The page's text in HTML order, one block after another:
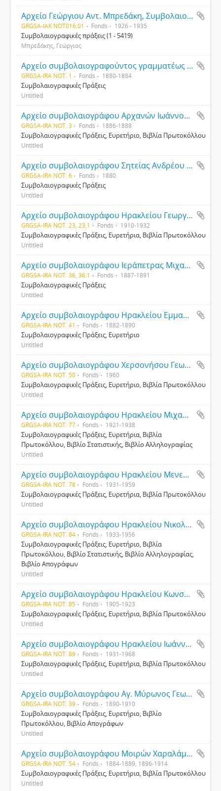
Αρχείο Γεώργιου Αντ. Μπρεδάκη, Συμβολαιογράφου
GRGSA-IAK NOT016.01 Fonds 1926 - 1935
Συμβολαιογραφικές πράξεις (1 - 5419)
Μπρεδάκης, Γεώργιος
Αρχείο συμβολαιογραφούντος γραμματέως Ειρηνοδικείου Τεμένους Εμμανουήλ Πολυχρονίδου
GRGSA-IRA NOT. 1 Fonds 1880-1884
Συμβολαιογραφικές Πράξεις
Untitled
Αρχείο συμβολαιογράφου Αρχανών Ιωάννου Γ. Καλεμικιάρη
GRGSA-IRA NOT. 3 Fonds 1886-1888
Συμβολαιογραφικές Πράξεις, Ευρετήριο, Βιβλία Πρωτοκόλλου
Untitled
Αρχείο συμβολαιογράφου Σητείας Ανδρέου Αντύπα
GRGSA-IRA NOT. 6 Fonds 1880
Συμβολαιογραφικές Πράξεις
Untitled
Αρχείο συμβολαιογράφου Ηρακλείου Γεωργίου Ιωαννίδου
GRGSA-IRA NOT. 23, 23.1 Fonds 1910-1932
Συμβολαιογραφικές Πράξεις, Ευρετήρια, Βιβλία Πρωτοκόλλου
Untitled
Αρχείο συμβολαιογράφου Ιεράπετρας Μιχαήλ Κοθρή
GRGSA-IRA NOT. 36, 36.1 Fonds 1887-1891
Συμβολαιογραφικές Πράξεις
Untitled
Αρχείο συμβολαιογράφου Ηρακλείου Εμμανουήλ Ι. Καραγιαννάκη
GRGSA-IRA NOT. 41 Fonds 1882-1890
Συμβολαιογραφικές Πράξεις, Ευρετήριο
Untitled
Αρχείο συμβολαιογράφου Χερσονήσου Γεωργίου Σμυρνάκη
GRGSA-IRA NOT. 50 Fonds 1960
Συμβολαιογραφικές Πράξεις, Ευρετήριο, Βιβλία Πρωτοκόλλου
Untitled
Αρχείο συμβολαιογράφου Ηρακλείου Μιχαήλ Γαλενιανού
GRGSA-IRA NOT. 77 Fonds 1921-1938
Συμβολαιογραφικές Πράξεις, Ευρετήρια, Βιβλία
Πρωτοκόλλου, Βιβλίο Στατιστικής, Βιβλίο Αλληλογραφίας
Untitled
Αρχείο συμβολαιογράφου Ηρακλείου Μενελάου Πολιτάκη
GRGSA-IRA NOT. 78 Fonds 1931-1959
Συμβολαιογραφικές Πράξεις, Ευρετήρια, Βιβλία Πρωτοκόλλου
Untitled
Αρχείο συμβολαιογράφου Ηρακλείου Νικολάου Καλυβιανάκη
GRGSA-IRA NOT. 84 Fonds 1933-1956
Συμβολαιογραφικές Πράξεις, Ευρετήριο, Βιβλία
Πρωτοκόλλου, Βιβλίο Στατιστικής, Βιβλίο Αλληλογραφίας,
Βιβλίο Απογράφων
Untitled
Αρχείο συμβολαιογράφου Ηρακλείου Κωνσταντίνου Ρασιδάκη
GRGSA-IRA NOT. 85 Fonds 1905-1923
Συμβολαιογραφικές Πράξεις, Ευρετήρια, Βιβλία Πρωτοκόλλου
Untitled
Αρχείο συμβολαιογράφου Ηρακλείου Ιωάννη Παπαχαριλάου
GRGSA-IRA NOT. 89 Fonds 1931-1968
Συμβολαιογραφικές Πράξεις, Ευρετήρια, Βιβλία Πρωτοκόλλου
Untitled
Αρχείο συμβολαιογράφου Αγ. Μύρωνος Γεωργίου Ιωαννίδου
GRGSA-IRA NOT. 39 Fonds 1890-1910
Συμβολαιογραφικές Πράξεις, Ευρετήριο, Βιβλίο
Πρωτοκόλλου, Βιβλίο Απογράφων
Untitled
Αρχείο συμβολαιογράφου Μοιρών Χαραλάμπους Καμινόπετρου
GRGSA-IRA NOT. 54 Fonds 1884-1889, 1896-1914
Συμβολαιογραφικές Πράξεις, Ευρετήρια, Βιβλία Πρωτοκόλλου
Untitled